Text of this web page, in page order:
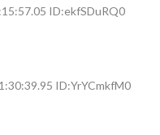
ID:ekfSDuRQ0
ID:YrYCmkfM0